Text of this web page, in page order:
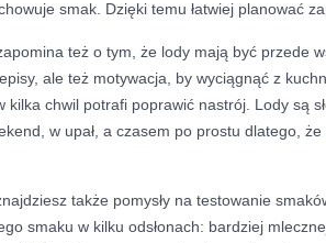
smak. Dzięki temu łatwiej planować
też o tym, że lody mają być przede
ale też motywacja, by wyciągnąć z
kilka chwil potrafi poprawić nastrój. Lody są
w upał, a czasem po prostu dlatego,
także pomysły na testowanie
smaku w kilku odsłonach: bardziej